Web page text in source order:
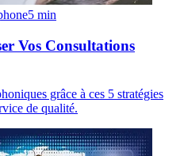
5 min
Vos Consultations
grâce à ces 5 stratégies
de qualité.